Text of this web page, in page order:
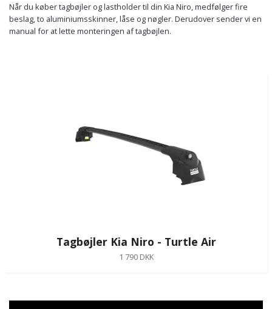
Når du køber tagbøjler og lastholder til din Kia Niro, medfølger fire
beslag, to aluminiumsskinner, låse og nøgler. Derudover sender vi en
manual for at lette monteringen af tagbøjlen.
Tagbøjler Kia Niro - Turtle Air
1 790 DKK